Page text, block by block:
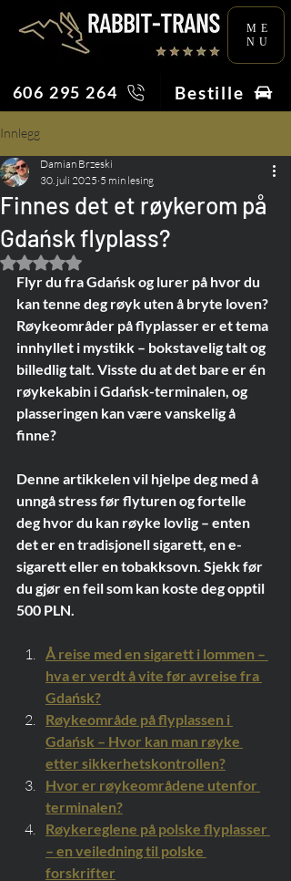
ME
NU
606 295 264 Bestille
Innlegg
Finnes det et røykerom på
Gdańsk flyplass?
Damian Brzeski
30. juli 2025 5 min lesing
Gitt NaN av 5 stjerner.
Flyr du fra Gdańsk og lurer på hvor du
kan tenne deg røyk uten å bryte loven?
Røykeområder på flyplasser er et tema
innhyllet i mystikk – bokstavelig talt og
billedlig talt. Visste du at det bare er én
røykekabin i Gdańsk-terminalen, og
plasseringen kan være vanskelig å
finne?
Denne artikkelen vil hjelpe deg med å
unngå stress før flyturen og fortelle
deg hvor du kan røyke lovlig – enten
det er en tradisjonell sigarett, en e-
sigarett eller en tobakksovn. Sjekk før
du gjør en feil som kan koste deg opptil
500 PLN.
Å reise med en sigarett i lommen –
hva er verdt å vite før avreise fra
Gdańsk?
Røykeområde på flyplassen i
Gdańsk – Hvor kan man røyke
etter sikkerhetskontrollen?
Hvor er røykeområdene utenfor
terminalen?
Røykereglene på polske flyplasser
– en veiledning til polske
forskrifter